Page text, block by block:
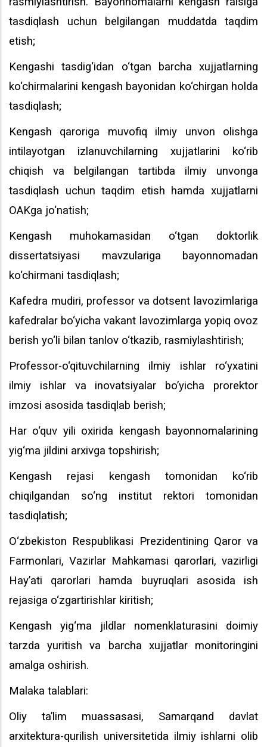
tasdiqlash uchun belgilangan muddatda taqdim
etish;
Kengashi tasdig‘idan o‘tgan barcha xujjatlarning
ko‘chirmalarini kengash bayonidan ko‘chirgan holda
tasdiqlash;
Kengash qaroriga muvofiq ilmiy unvon olishga
intilayotgan izlanuvchilarning xujjatlarini ko‘rib
chiqish va belgilangan tartibda ilmiy unvonga
tasdiqlash uchun taqdim etish hamda xujjatlarni
OAKga jo‘natish;
Kengash muhokamasidan o‘tgan doktorlik
dissertatsiyasi mavzulariga bayonnomadan
ko‘chirmani tasdiqlash;
Kafedra mudiri, professor va dotsent lavozimlariga
kafedralar bo‘yicha vakant lavozimlarga yopiq ovoz
berish yo‘li bilan tanlov o‘tkazib, rasmiylashtirish;
Professor-o‘qituvchilarning ilmiy ishlar ro‘yxatini
ilmiy ishlar va inovatsiyalar bo’yicha prorektor
imzosi asosida tasdiqlab berish;
Har o‘quv yili oxirida kengash bayonnomalarining
yig‘ma jildini arxivga topshirish;
Kengash rejasi kengash tomonidan ko‘rib
chiqilgandan so‘ng institut rektori tomonidan
tasdiqlatish;
O‘zbekiston Respublikasi Prezidentining Qaror va
Farmonlari, Vazirlar Mahkamasi qarorlari, vazirligi
Hay’ati qarorlari hamda buyruqlari asosida ish
rejasiga o‘zgartirishlar kiritish;
Kengash yig‘ma jildlar nomenklaturasini doimiy
tarzda yuritish va barcha xujjatlar monitoringini
amalga oshirish.
Malaka talablari:
Oliy ta’lim muassasasi, Samarqand davlat
arxitektura-qurilish universitetida ilmiy ishlarni olib